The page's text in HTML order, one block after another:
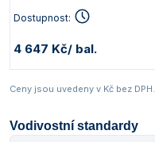
Dostupnost:
4 647 Kč/ bal.
Ceny jsou uvedeny v Kč bez DPH.
Vodivostní standardy